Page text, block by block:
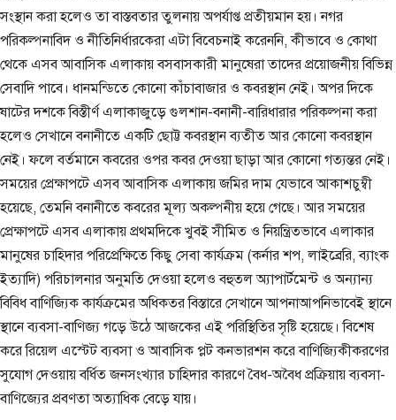
সংস্থান করা হলেও তা বাস্তবতার তুলনায় অপর্যাপ্ত প্রতীয়মান হয়। নগর
পরিকল্পনাবিদ ও নীতিনির্ধারকেরা এটা বিবেচনাই করেননি, কীভাবে ও কোথা
থেকে এসব আবাসিক এলাকায় বসবাসকারী মানুষেরা তাদের প্রয়োজনীয় বিভিন্ন
সেবাদি পাবে। ধানমন্ডিতে কোনো কাঁচাবাজার ও কবরস্থান নেই। অপর দিকে
ষাটের দশকে বিস্তীর্ণ এলাকাজুড়ে গুলশান-বনানী-বারিধারার পরিকল্পনা করা
হলেও সেখানে বনানীতে একটি ছোট্ট কবরস্থান ব্যতীত আর কোনো কবরস্থান
নেই। ফলে বর্তমানে কবরের ওপর কবর দেওয়া ছাড়া আর কোনো গত্যন্তর নেই।
সময়ের প্রেক্ষাপটে এসব আবাসিক এলাকায় জমির দাম যেভাবে আকাশচুম্বী
হয়েছে, তেমনি বনানীতে কবরের মূল্য অকল্পনীয় হয়ে গেছে। আর সময়ের
প্রেক্ষাপটে এসব এলাকায় প্রথমদিকে খুবই সীমিত ও নিয়ন্ত্রিতভাবে এলাকার
মানুষের চাহিদার পরিপ্রেক্ষিতে কিছু সেবা কার্যক্রম (কর্নার শপ, লাইব্রেরি, ব্যাংক
ইত্যাদি) পরিচালনার অনুমতি দেওয়া হলেও বহুতল অ্যাপার্টমেন্ট ও অন্যান্য
বিবিধ বাণিজ্যিক কার্যক্রমের অধিকতর বিস্তারে সেখানে আপনাআপনিভাবেই স্থানে
স্থানে ব্যবসা-বাণিজ্য গড়ে উঠে আজকের এই পরিস্থিতির সৃষ্টি হয়েছে। বিশেষ
করে রিয়েল এস্টেট ব্যবসা ও আবাসিক প্লট কনভারশন করে বাণিজ্যিকীকরণের
সুযোগ দেওয়ায় বর্ধিত জনসংখ্যার চাহিদার কারণে বৈধ-অবৈধ প্রক্রিয়ায় ব্যবসা-
বাণিজ্যের প্রবণতা অত্যাধিক বেড়ে যায়।